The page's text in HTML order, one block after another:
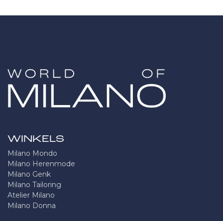
WINKELS
Milano Mondo
Milano Herenmode
Milano Genk
Milano Tailoring
Atelier Milano
Milano Donna